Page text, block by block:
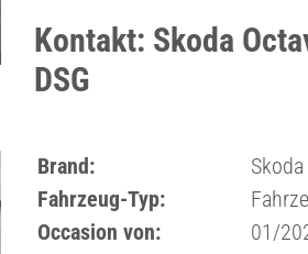
Kontakt: Skoda
DSG
Brand:
Skoda
Fahrzeug-Typ:
Occasion von:
01/